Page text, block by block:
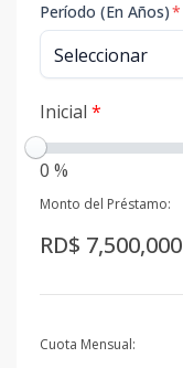
Período (En Años)*
Inicial *
0 %
Monto del Préstamo:
RD$ 7,500,000
Cuota Mensual: